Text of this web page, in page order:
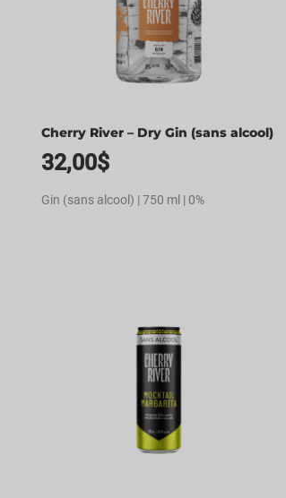
Cherry River – Dry Gin (sans alcool)
32,00$
Gin (sans alcool) | 750 ml | 0%